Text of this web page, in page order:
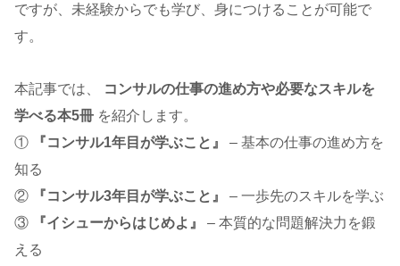
ですが、未経験からでも学び、身につけることが可能で
す。
本記事では、
コンサルの仕事の進め方や必要なスキルを
学べる本5冊 を紹介します。
①
『コンサル1年目が学ぶこと』
– 基本の仕事の進め方を
知る
②
『コンサル3年目が学ぶこと』
– 一歩先のスキルを学ぶ
③
『イシューからはじめよ』
– 本質的な問題解決力を鍛
える